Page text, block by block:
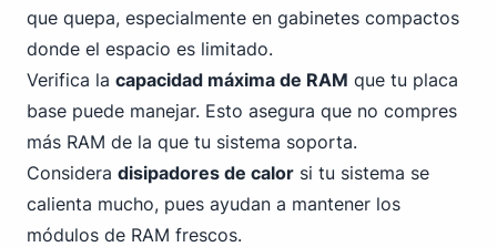
que quepa, especialmente en gabinetes compactos
donde el espacio es limitado.
Verifica la capacidad máxima de RAM que tu placa
base puede manejar. Esto asegura que no compres
más RAM de la que tu sistema soporta.
Considera disipadores de calor si tu sistema se
calienta mucho, pues ayudan a mantener los
módulos de RAM frescos.